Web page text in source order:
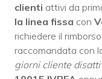
clienti attivi da
la linea fissa con
richiedere il
raccomandata con
giorni cliente